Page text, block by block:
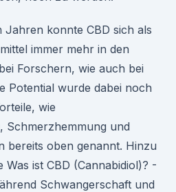
Jahren konnte CBD sich als
immer mehr in den
Forschern, wie auch bei
Potential wurde dabei noch
wie
Schmerzhemmung und
bereits oben genannt. Hinzu
ist CBD (Cannabidiol)? -
Schwangerschaft und